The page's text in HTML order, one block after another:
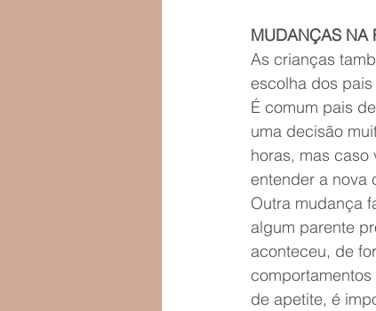
MUDANÇAS NA
As crianças
escolha dos pais
É comum pais
uma decisão
horas, mas
entender a nova
Outra mudança
algum parente
aconteceu, de
de apetite, é